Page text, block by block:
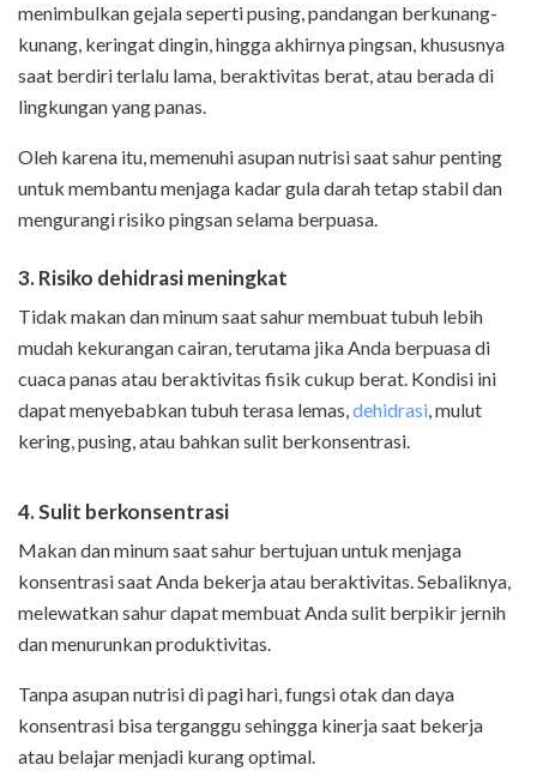
menimbulkan gejala seperti pusing, pandangan berkunang-
kunang, keringat dingin, hingga akhirnya pingsan, khususnya
saat berdiri terlalu lama, beraktivitas berat, atau berada di
lingkungan yang panas.
Oleh karena itu, memenuhi asupan nutrisi saat sahur penting
untuk membantu menjaga kadar gula darah tetap stabil dan
mengurangi risiko pingsan selama berpuasa.
3.Risiko dehidrasi meningkat
Tidak makan dan minum saat sahur membuat tubuh lebih
mudah kekurangan cairan, terutama jika Anda berpuasa di
cuaca panas atau beraktivitas fisik cukup berat. Kondisi ini
dapat menyebabkan tubuh terasa lemas,dehidrasi, mulut
kering, pusing, atau bahkan sulit berkonsentrasi.
4.Sulit berkonsentrasi
Makan dan minum saat sahur bertujuan untuk menjaga
konsentrasi saat Anda bekerja atau beraktivitas. Sebaliknya,
melewatkan sahur dapat membuat Anda sulit berpikir jernih
dan menurunkan produktivitas.
Tanpa asupan nutrisi di pagi hari, fungsi otak dan daya
konsentrasi bisa terganggu sehingga kinerja saat bekerja
atau belajar menjadi kurang optimal.